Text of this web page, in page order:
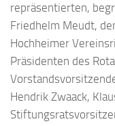
repräsentierten,
Friedhelm Meudt,
Hochheimer
Präsidenten des
Hendrik Zwaack,